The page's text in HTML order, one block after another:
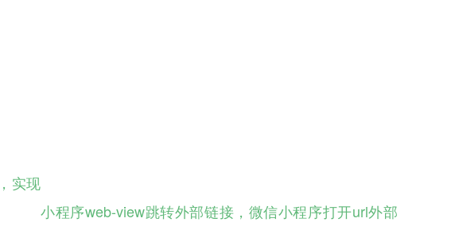
实现
小程序web-view跳转外部链接，微信小程序打开url外部